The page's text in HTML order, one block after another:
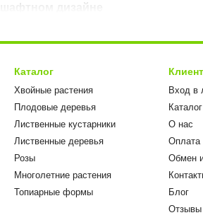
дизайне
сажают группами, с их помощью
декоративной ценности на
качество
Optima используются проверенные
с соблюдением европейских
допустимые средства и
Каталог
Хвойные растения
Плодовые деревья
Лиственные кустарники
Лиственные деревья
Розы
Многолетние растения
Топиарные формы
Вход в
Каталог
О нас
Оплата
Обмен
Блог
Отзывы